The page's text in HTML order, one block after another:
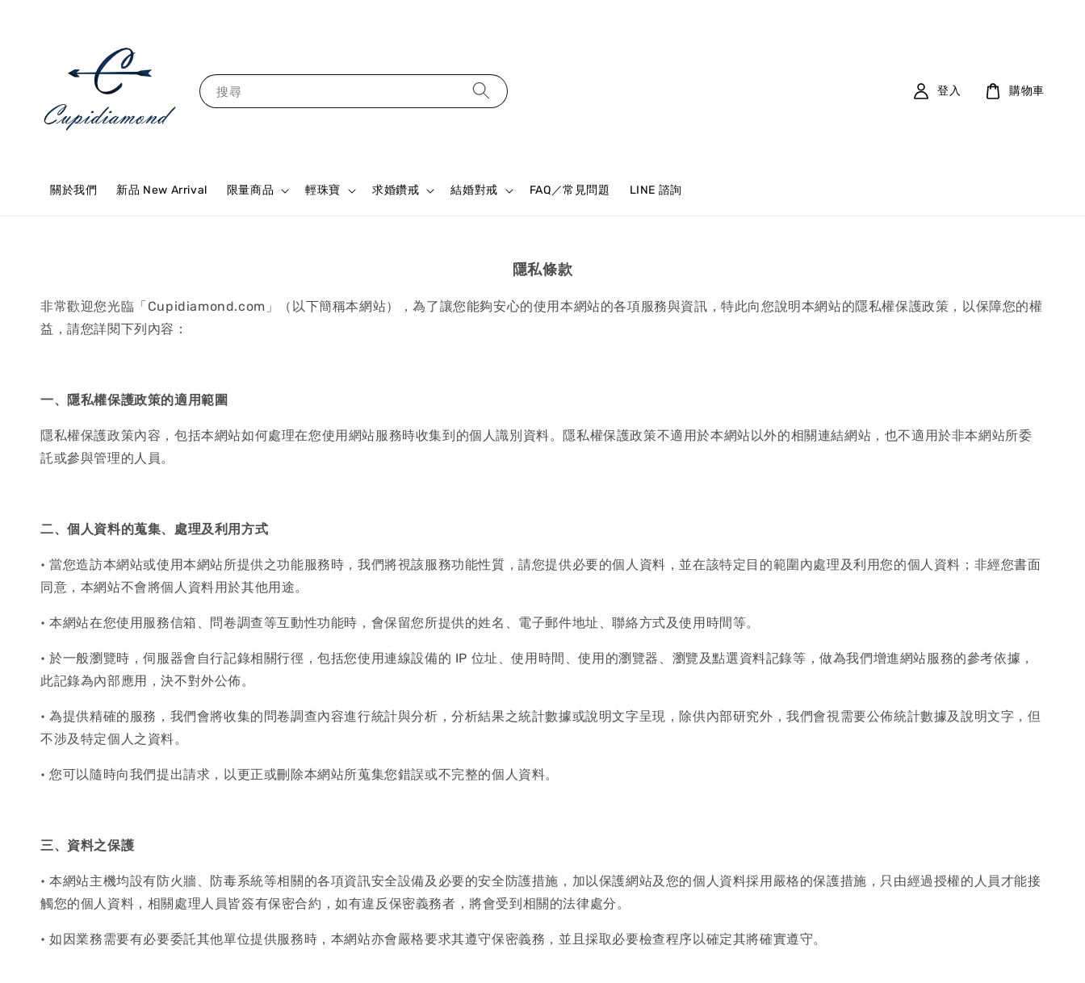
搜尋
關於我們 新品 New Arrival 限量商品 輕珠寶 求婚鑽戒 結婚對戒 FAQ／常見問題 LINE 諮詢
登入 購物車
隱私條款
非常歡迎您光臨「Cupidiamond.com」（以下簡稱本網站），為了讓您能夠安心的使用本網站的各項服務與資訊，特此向您說明本網站的隱私權保護政策，以保障您的權
益，請您詳閱下列內容：
一、隱私權保護政策的適用範圍
隱私權保護政策內容，包括本網站如何處理在您使用網站服務時收集到的個人識別資料。隱私權保護政策不適用於本網站以外的相關連結網站，也不適用於非本網站所委
託或參與管理的人員。
二、個人資料的蒐集、處理及利用方式
• 當您造訪本網站或使用本網站所提供之功能服務時，我們將視該服務功能性質，請您提供必要的個人資料，並在該特定目的範圍內處理及利用您的個人資料；非經您書面
同意，本網站不會將個人資料用於其他用途。
• 本網站在您使用服務信箱、問卷調查等互動性功能時，會保留您所提供的姓名、電子郵件地址、聯絡方式及使用時間等。
• 於一般瀏覽時，伺服器會自行記錄相關行徑，包括您使用連線設備的 IP 位址、使用時間、使用的瀏覽器、瀏覽及點選資料記錄等，做為我們增進網站服務的參考依據，
此記錄為內部應用，決不對外公佈。
• 為提供精確的服務，我們會將收集的問卷調查內容進行統計與分析，分析結果之統計數據或說明文字呈現，除供內部研究外，我們會視需要公佈統計數據及說明文字，但
不涉及特定個人之資料。
• 您可以隨時向我們提出請求，以更正或刪除本網站所蒐集您錯誤或不完整的個人資料。
三、資料之保護
• 本網站主機均設有防火牆、防毒系統等相關的各項資訊安全設備及必要的安全防護措施，加以保護網站及您的個人資料採用嚴格的保護措施，只由經過授權的人員才能接
觸您的個人資料，相關處理人員皆簽有保密合約，如有違反保密義務者，將會受到相關的法律處分。
• 如因業務需要有必要委託其他單位提供服務時，本網站亦會嚴格要求其遵守保密義務，並且採取必要檢查程序以確定其將確實遵守。